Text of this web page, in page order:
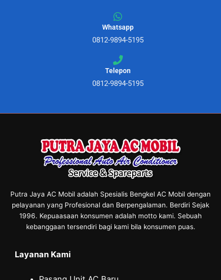
Whatsapp
0812-9894-5195
Telepon
0812-9894-5195
Putra Jaya AC Mobil adalah Spesialis Bengkel AC Mobil dengan
pelayanan yang Profesional dan Berpengalaman. Berdiri Sejak
1996. Kepuaasaan konsumen adalah motto kami. Sebuah
kebanggaan tersendiri bagi kami bila konsumen puas.
Layanan Kami